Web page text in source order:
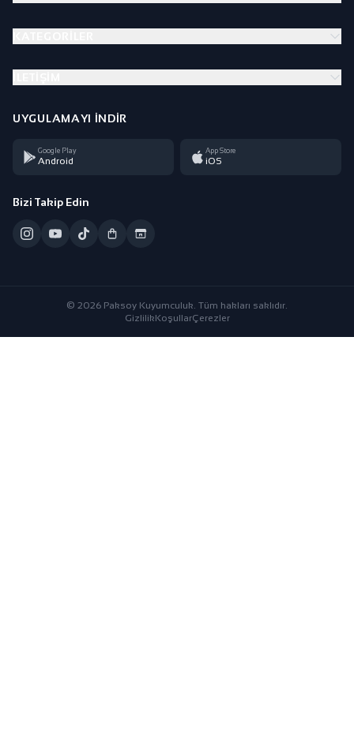
UYGULAMAYI İNDIR
Google Play
Android
App Store
iOS
Bizi Takip Edin
© 2026 Paksoy Kuyumculuk. Tüm hakları saklıdır.
GizlilikKoşullarÇerezler